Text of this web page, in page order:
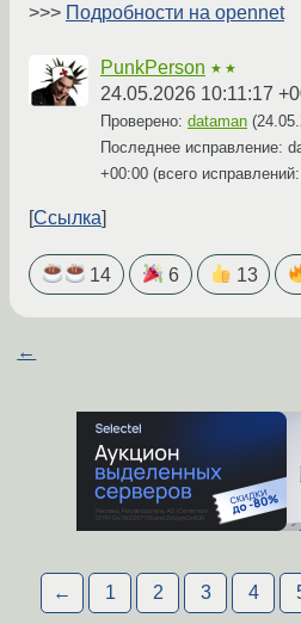
>>> Подробности на opennet
PunkPerson ★★
24.05.2026 10:11:17
Проверено: dataman (
Последнее исправление:
+00:00 (всего
Ссылка
14 6 13
←
← 1 2 3 4